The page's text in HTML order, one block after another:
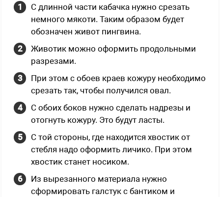
С длинной части кабачка нужно срезать
немного мякоти. Таким образом будет
обозначен живот пингвина.
Животик можно оформить продольными
разрезами.
При этом с обоев краев кожуру необходимо
срезать так, чтобы получился овал.
С обоих боков нужно сделать надрезы и
отогнуть кожуру. Это будут ласты.
С той стороны, где находится хвостик от
стебля надо оформить личико. При этом
хвостик станет носиком.
Из вырезанного материала нужно
сформировать галстук с бантиком и